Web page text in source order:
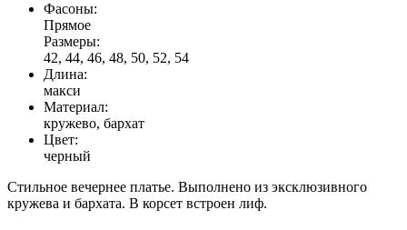
Фасоны:
Прямое
Размеры:
42, 44, 46, 48, 50, 52, 54
Длина:
макси
Материал:
кружево, бархат
Цвет:
черный
Стильное вечернее платье. Выполнено из эксклюзивного
кружева и бархата. В корсет встроен лиф.